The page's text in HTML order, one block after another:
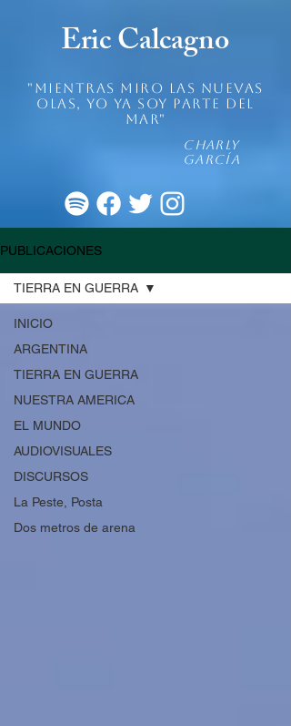
Eric Calcagno
"mientras miro las nuevas
olas, yo ya soy parte del
mar"
Charly
García
PUBLICACIONES
INICIO
ARGENTINA
TIERRA EN GUERRA
NUESTRA AMERICA
EL MUNDO
AUDIOVISUALES
DISCURSOS
La Peste, Posta
Dos metros de arena
TIERRA EN GUERRA